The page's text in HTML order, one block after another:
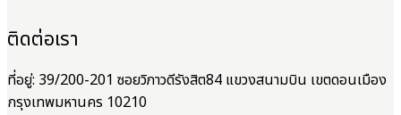
ติดต่อเรา
ที่อยู่: 39/200-201 ซอยวิภาวดีรังสิต84 แขวงสนามบิน เขตดอนเมือง
กรุงเทพมหานคร 10210